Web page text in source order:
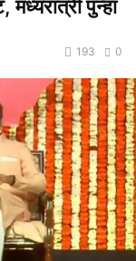
पुन्हा
0
193